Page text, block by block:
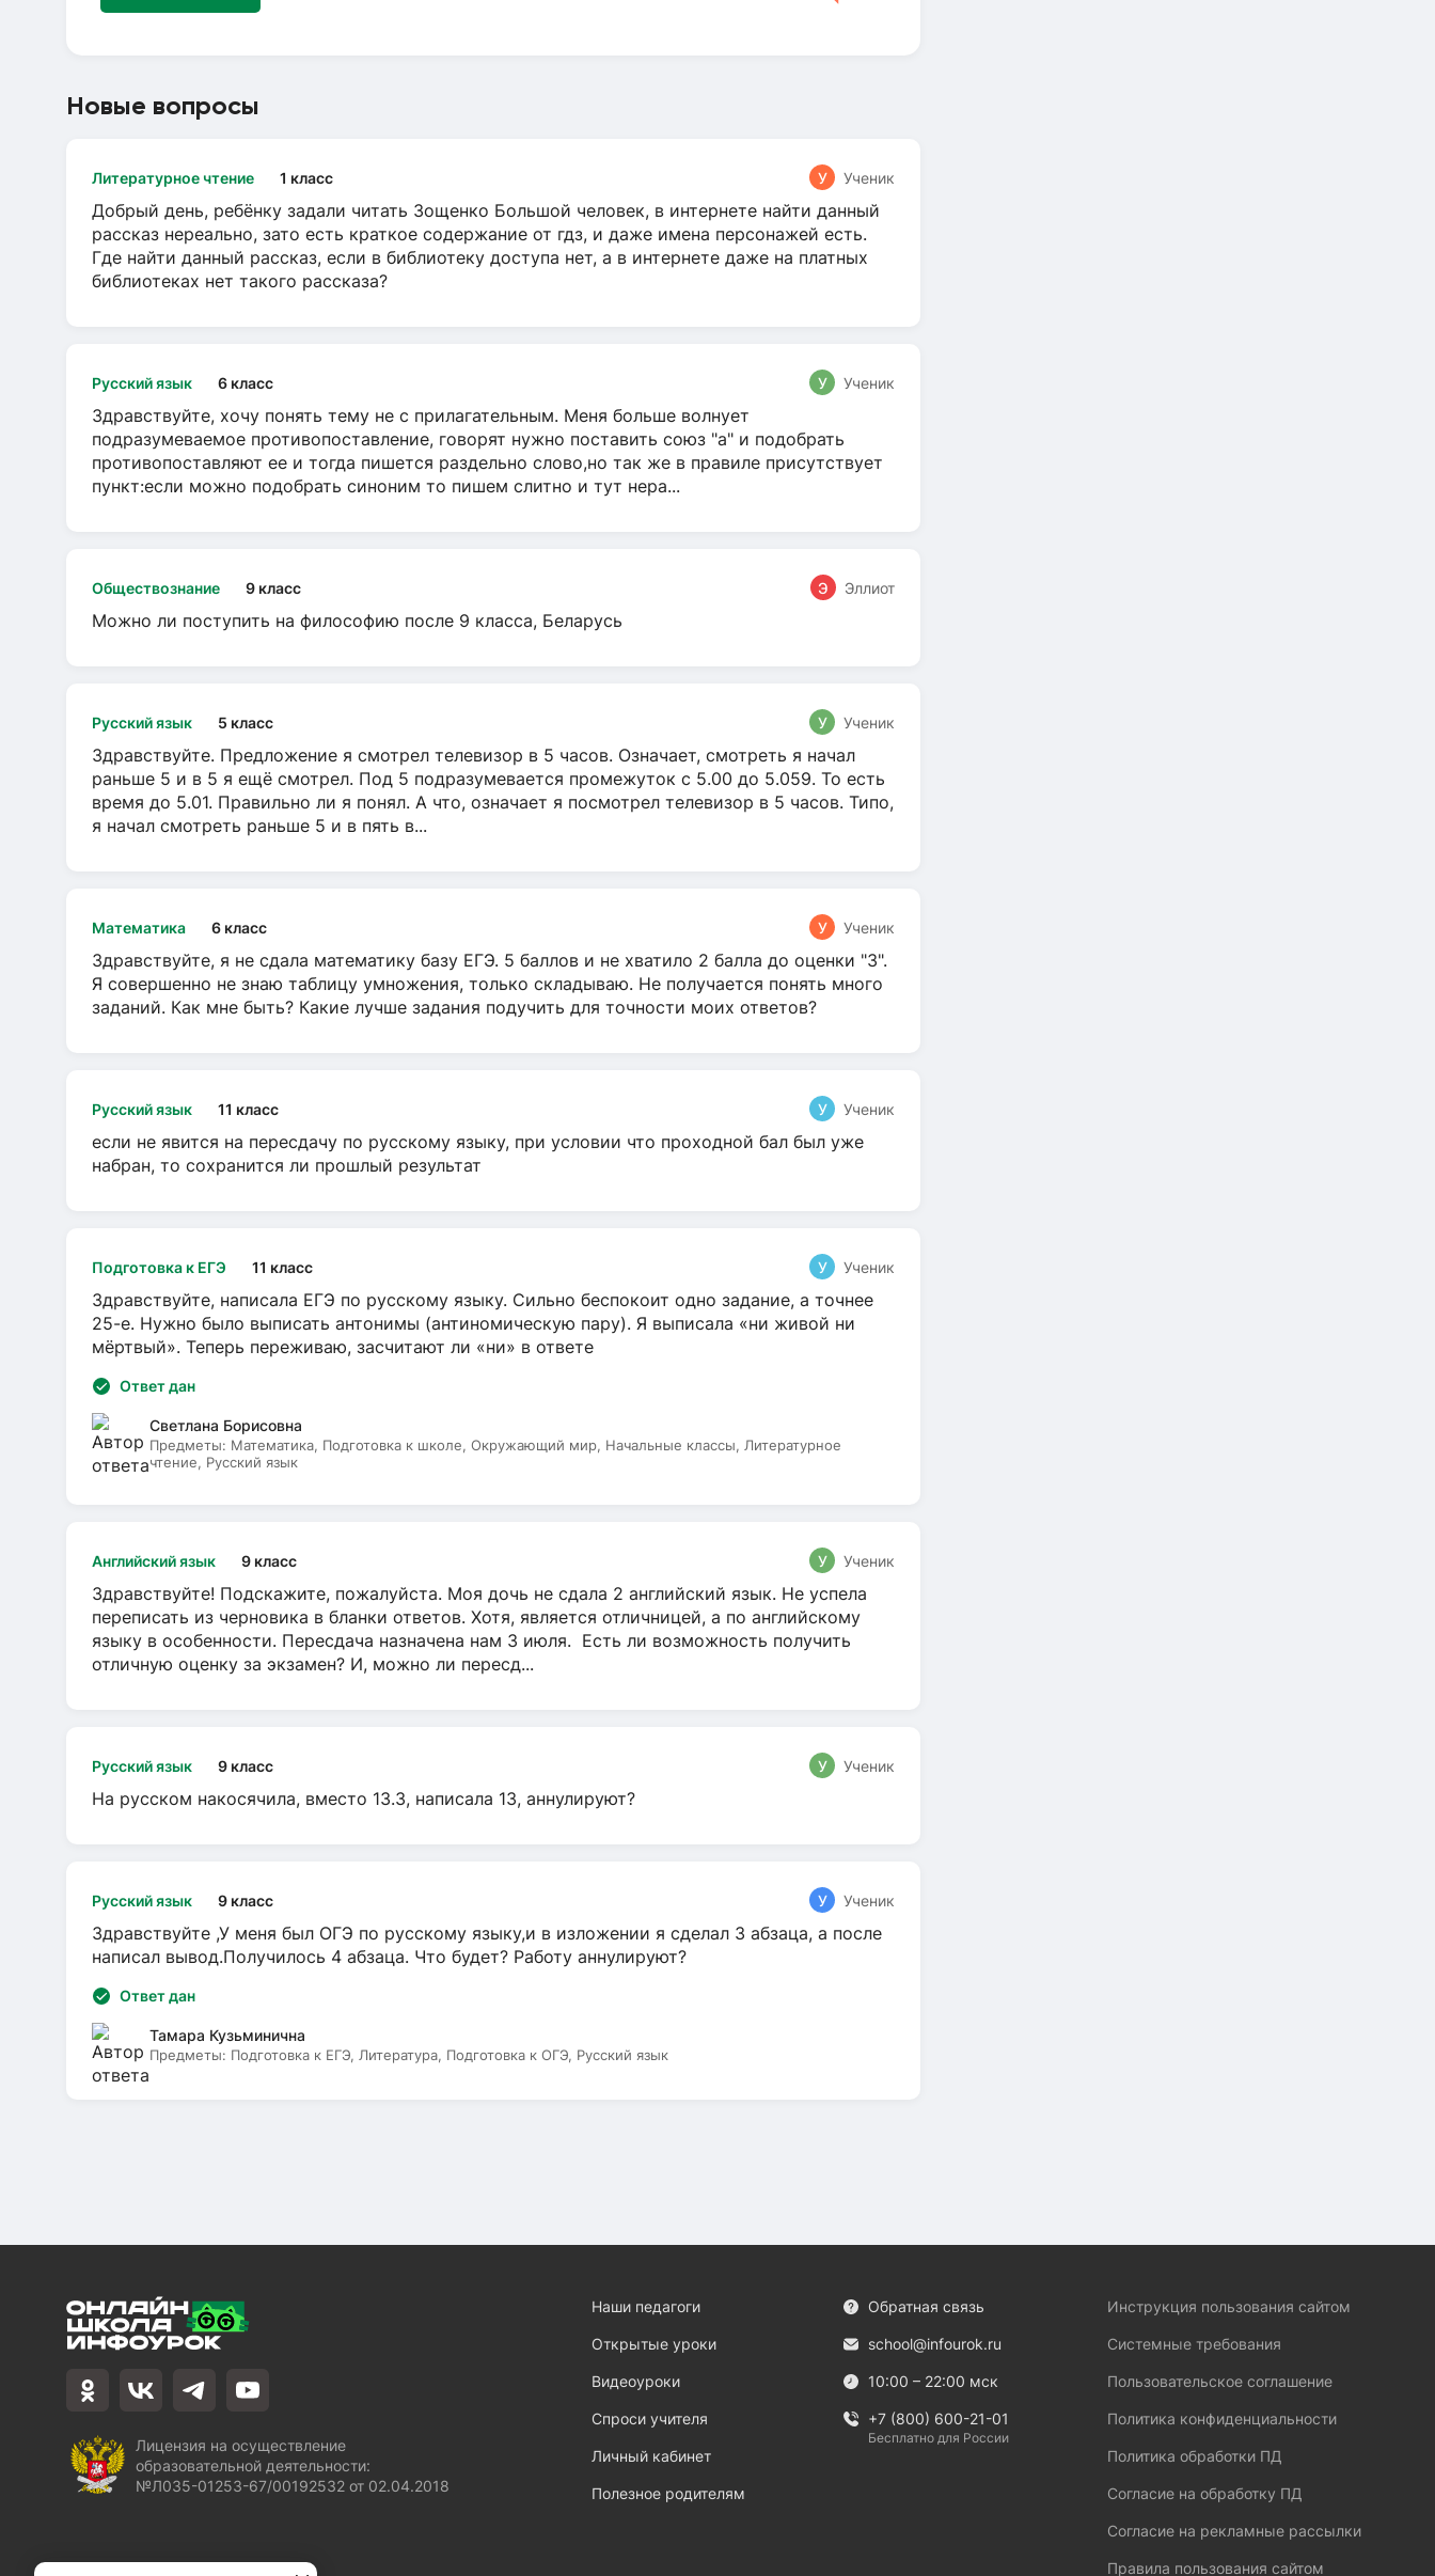
Новые вопросы
Литературное чтение 1 класс У Ученик
Добрый день, ребёнку задали читать Зощенко Большой человек, в интернете найти данный
рассказ нереально, зато есть краткое содержание от гдз, и даже имена персонажей есть.
Где найти данный рассказ, если в библиотеку доступа нет, а в интернете даже на платных
библиотеках нет такого рассказа?
Русский язык 6 класс У Ученик
Здравствуйте, хочу понять тему не с прилагательным. Меня больше волнует
подразумеваемое противопоставление, говорят нужно поставить союз "а" и подобрать
противопоставляют ее и тогда пишется раздельно слово,но так же в правиле присутствует
пункт:если можно подобрать синоним то пишем слитно и тут нера...
Обществознание 9 класс Э Эллиот
Можно ли поступить на философию после 9 класса, Беларусь
Русский язык 5 класс У Ученик
Здравствуйте. Предложение я смотрел телевизор в 5 часов. Означает, смотреть я начал
раньше 5 и в 5 я ещё смотрел. Под 5 подразумевается промежуток с 5.00 до 5.059. То есть
время до 5.01. Правильно ли я понял. А что, означает я посмотрел телевизор в 5 часов. Типо,
я начал смотреть раньше 5 и в пять в...
Математика 6 класс У Ученик
Здравствуйте, я не сдала математику базу ЕГЭ. 5 баллов и не хватило 2 балла до оценки "3".
Я совершенно не знаю таблицу умножения, только складываю. Не получается понять много
заданий. Как мне быть? Какие лучше задания подучить для точности моих ответов?
Русский язык 11 класс У Ученик
если не явится на пересдачу по русскому языку, при условии что проходной бал был уже
набран, то сохранится ли прошлый результат
Подготовка к ЕГЭ 11 класс У Ученик
Здравствуйте, написала ЕГЭ по русскому языку. Сильно беспокоит одно задание, а точнее
25-е. Нужно было выписать антонимы (антиномическую пару). Я выписала «ни живой ни
мёртвый». Теперь переживаю, засчитают ли «ни» в ответе
Ответ дан
Светлана Борисовна
Предметы: Математика, Подготовка к школе, Окружающий мир, Начальные классы, Литературное
чтение, Русский язык
Английский язык 9 класс У Ученик
Здравствуйте! Подскажите, пожалуйста. Моя дочь не сдала 2 английский язык. Не успела
переписать из черновика в бланки ответов. Хотя, является отличницей, а по английскому
языку в особенности. Пересдача назначена нам 3 июля. Есть ли возможность получить
отличную оценку за экзамен? И, можно ли пересд...
Русский язык 9 класс У Ученик
На русском накосячила, вместо 13.3, написала 13, аннулируют?
Русский язык 9 класс У Ученик
Здравствуйте ,У меня был ОГЭ по русскому языку,и в изложении я сделал 3 абзаца, а после
написал вывод.Получилось 4 абзаца. Что будет? Работу аннулируют?
Ответ дан
Тамара Кузьминична
Предметы: Подготовка к ЕГЭ, Литература, Подготовка к ОГЭ, Русский язык
Лицензия на осуществление
образовательной деятельности:
№Л035-01253-67/00192532 от 02.04.2018
Наши педагоги
Открытые уроки
Видеоуроки
Спроси учителя
Личный кабинет
Полезное родителям
Обратная связь
school@infourok.ru
10:00 – 22:00 мск
+7 (800) 600-21-01
Бесплатно для России
Инструкция пользования сайтом
Системные требования
Пользовательское соглашение
Политика конфиденциальности
Политика обработки ПД
Согласие на обработку ПД
Согласие на рекламные рассылки
Правила пользования сайтом